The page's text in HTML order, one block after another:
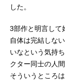
した。
3部作と明言して
自体は完結しな
いなという気持
クター同士の人
そういうところ